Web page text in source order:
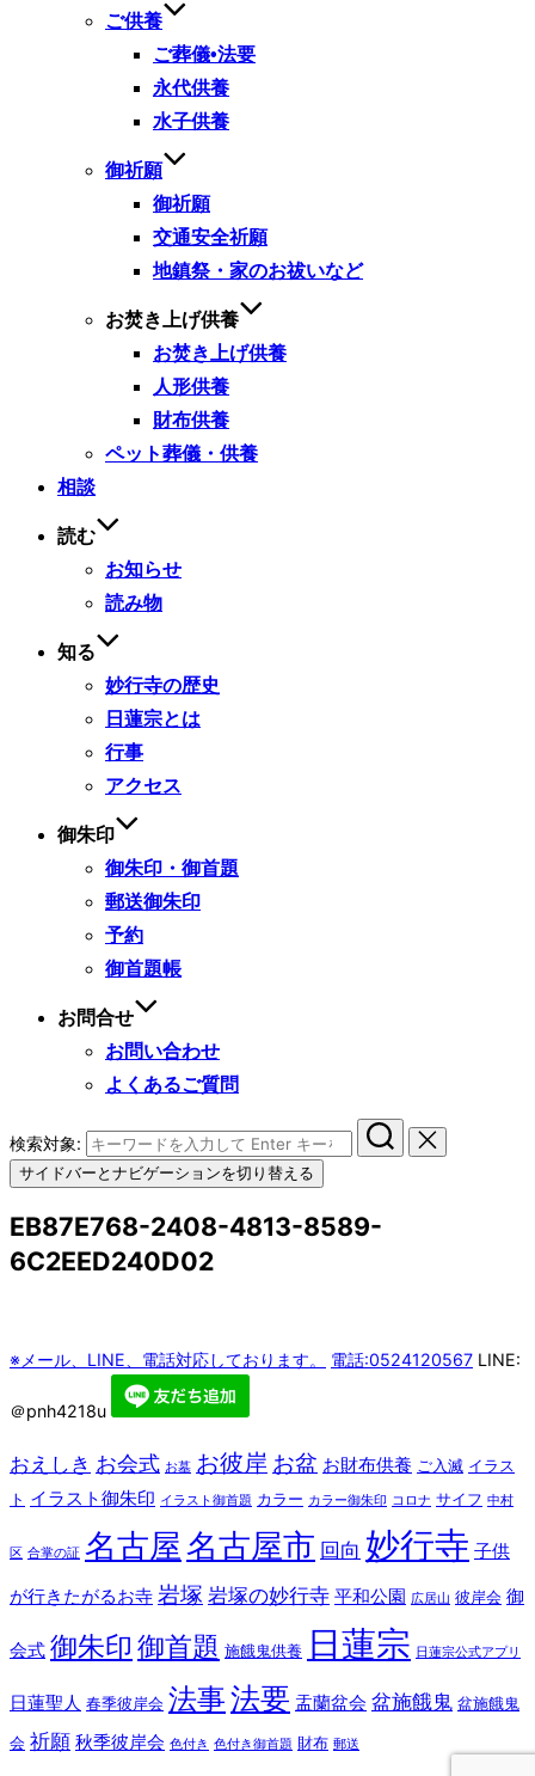
ご供養
ご葬儀•法要
永代供養
水子供養
御祈願
御祈願
交通安全祈願
地鎮祭・家のお祓いなど
お焚き上げ供養
お焚き上げ供養
人形供養
財布供養
ペット葬儀・供養
相談
読む
お知らせ
読み物
知る
妙行寺の歴史
日蓮宗とは
行事
アクセス
御朱印
御朱印・御首題
郵送御朱印
予約
御首題帳
お問合せ
お問い合わせ
よくあるご質問
検索対象:
サイドバーとナビゲーションを切り替える
EB87E768-2408-4813-8589-
6C2EED240D02
※メール、LINE、電話対応しております。 電話:0524120567 LINE:
＠pnh4218u
おえしき お会式 お墓 お彼岸 お盆 お財布供養 ご入滅 イラス
ト イラスト御朱印 イラスト御首題 カラー カラー御朱印 コロナ サイフ 中村
区 合掌の証 名古屋名古屋市 回向 妙行寺 子供
が行きたがるお寺 岩塚 岩塚の妙行寺 平和公園 広居山 彼岸会 御
会式 御朱印 御首題 施餓鬼供養 日蓮宗 日蓮宗公式アプリ
日蓮聖人 春季彼岸会 法事法要 盂蘭盆会 盆施餓鬼 盆施餓鬼
会 祈願 秋季彼岸会 色付き 色付き御首題 財布 郵送